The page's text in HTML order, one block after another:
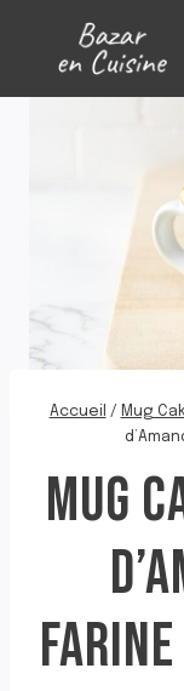
contenu
Accueil / Mug
MUG